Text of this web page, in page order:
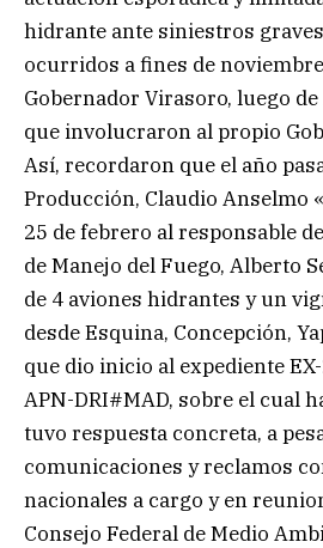
hidrante ante siniestros
ocurridos a fines de
Gobernador Virasoro, luego
que involucraron al propio
Así, recordaron que el año
Producción, Claudio Anselmo
25 de febrero al responsable
de Manejo del Fuego, Alberto
de 4 aviones hidrantes y un
desde Esquina, Concepción,
que dio inicio al expediente
APN-DRI#MAD, sobre el cual
tuvo respuesta concreta, a
comunicaciones y reclamos
nacionales a cargo y en
Consejo Federal de Medio